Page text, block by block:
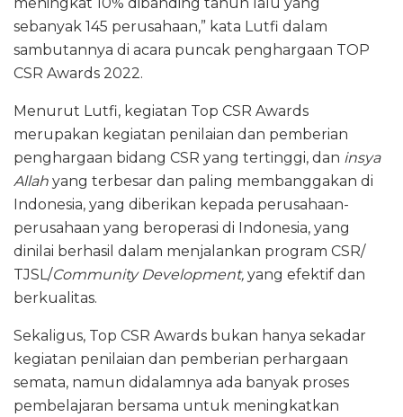
sebanyak 145 perusahaan,” kata Lutfi dalam
sambutannya di acara puncak penghargaan TOP
CSR Awards 2022.
Menurut Lutfi, kegiatan Top CSR Awards
merupakan kegiatan penilaian dan pemberian
penghargaan bidang CSR yang tertinggi, dan insya
Allah yang terbesar dan paling membanggakan di
Indonesia, yang diberikan kepada perusahaan-
perusahaan yang beroperasi di Indonesia, yang
dinilai berhasil dalam menjalankan program CSR/
TJSL/Community Development, yang efektif dan
berkualitas.
Sekaligus, Top CSR Awards bukan hanya sekadar
kegiatan penilaian dan pemberian perhargaan
semata, namun didalamnya ada banyak proses
pembelajaran bersama untuk meningkatkan